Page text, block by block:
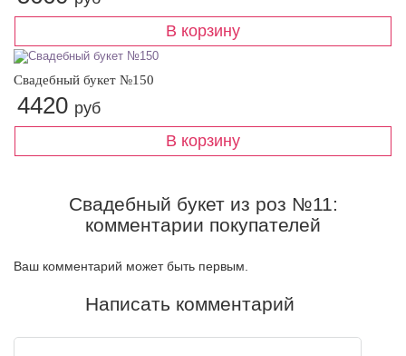
Свадебный букет №150
4420 руб
Свадебный букет из роз №11:
комментарии покупателей
Ваш комментарий может быть первым.
Написать комментарий